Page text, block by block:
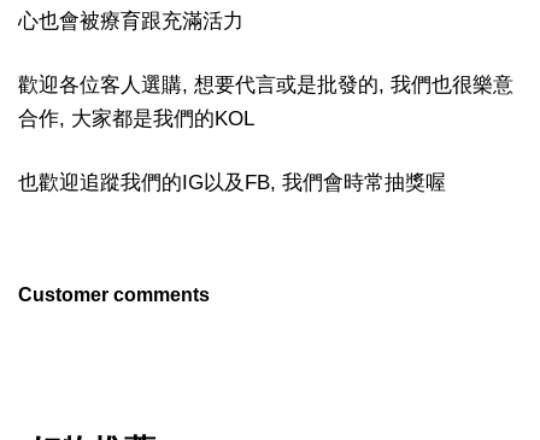
心也會被療育跟充滿活力
歡迎各位客人選購, 想要代言或是批發的, 我們也很樂意
合作, 大家都是我們的KOL
也歡迎追蹤我們的IG以及FB, 我們會時常抽獎喔
Customer comments